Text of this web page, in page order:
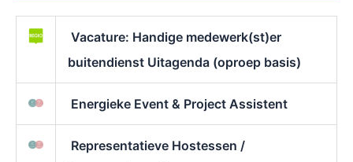
Vacature: Handige medewerk(st)er
buitendienst Uitagenda (oproep basis)
Energieke Event & Project Assistent
Representatieve Hostessen /